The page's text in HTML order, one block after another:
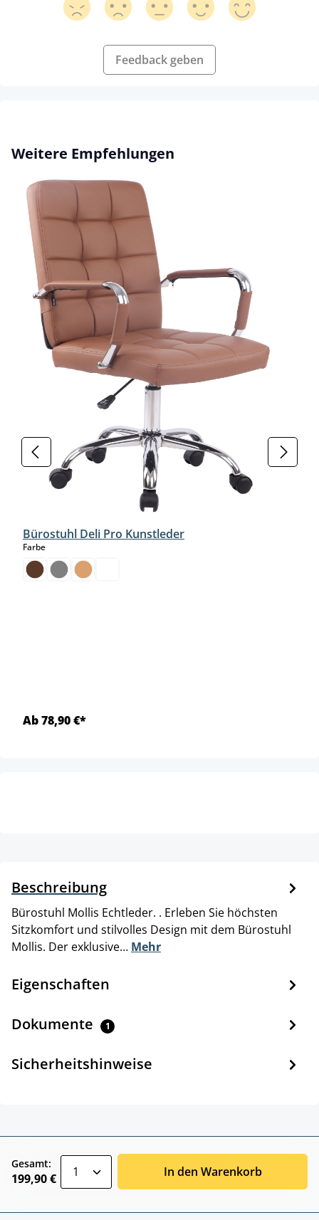
Feedback geben
Produktgalerie überspringen
Weitere Empfehlungen
Bürostuhl Deli Pro Kunstleder
Farbeauswählen
Ab 78,90 €*
Beschreibung
Bürostuhl Mollis Echtleder. . Erleben Sie höchsten
Sitzkomfort und stilvolles Design mit dem Bürostuhl
Mollis. Der exklusive… Mehr
Eigenschaften
Dokumente 1
Sicherheitshinweise
Gesamt:
199,90 € In den Warenkorb